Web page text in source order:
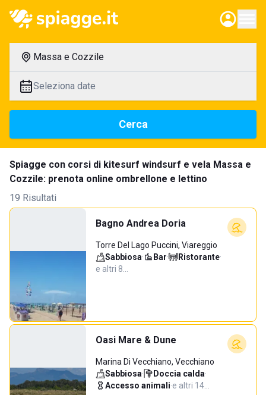
Massa e Cozzile
Seleziona date
Cerca
Spiagge con corsi di kitesurf windsurf e vela Massa e
Cozzile: prenota online ombrellone e lettino
19 Risultati
Bagno Andrea Doria
Torre Del Lago Puccini, Viareggio
Sabbiosa· Bar· Ristorante·
e altri 8…
Oasi Mare & Dune
Marina Di Vecchiano, Vecchiano
Sabbiosa· Doccia calda·
Accesso animali·e altri 14…